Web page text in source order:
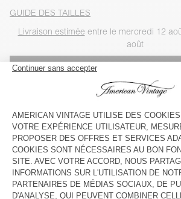
GUIDE DES TAILLES
Livraison estimée entre le mercredi 12
août
VOIR LA DISPONIBILITE EN
VOIR LE LOOK